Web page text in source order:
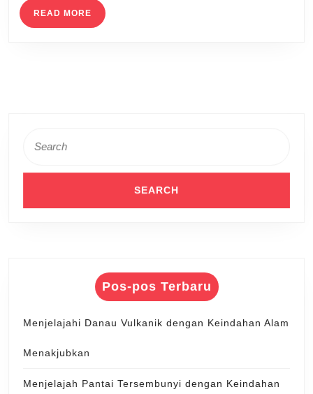
READ MORE READ
MORE
for:
Pos-pos Terbaru
Menjelajahi Danau Vulkanik dengan Keindahan Alam
Menakjubkan
Menjelajah Pantai Tersembunyi dengan Keindahan